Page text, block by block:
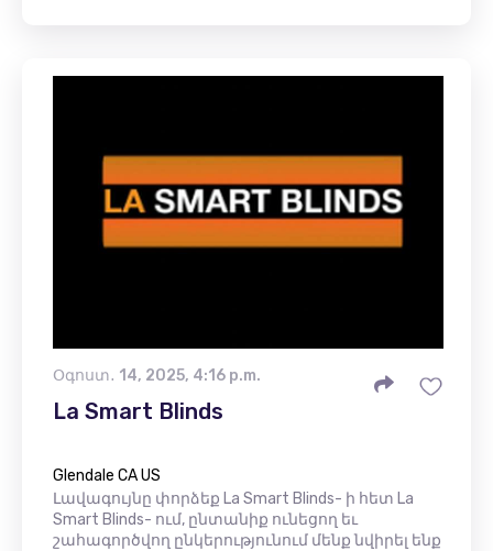
Օգոստ․ 14, 2025, 4:16 p.m.
La Smart Blinds
Glendale CA US
Լավագույնը փորձեք La Smart Blinds- ի հետ La
Smart Blinds- ում, ընտանիք ունեցող եւ
շահագործվող ընկերությունում մենք նվիրել ենք